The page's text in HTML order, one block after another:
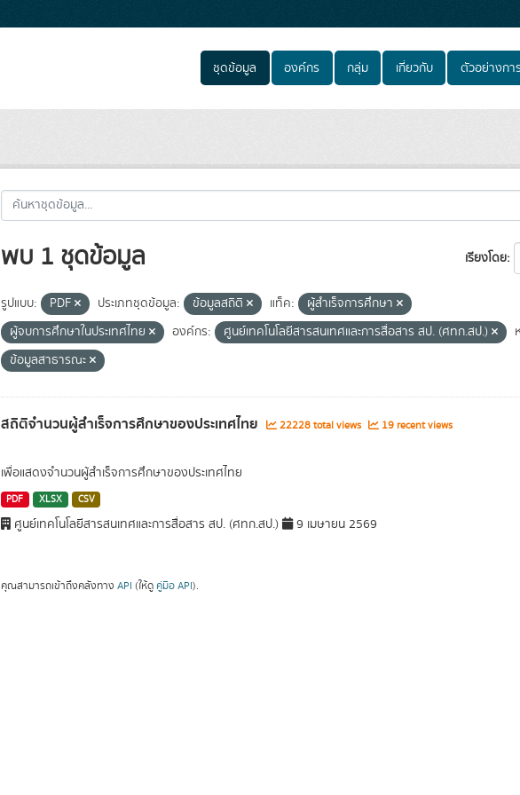
ชุดข้อมูล องค์กร กลุ่ม เกี่ยวกับ ตัวอย่างกา
เรียงโดย
พบ 1 ชุดข้อมูล
รูปแบบ: PDF ประเภทชุดข้อมูล: ข้อมูลสถิติ แท็ค:
ผู้สำเร็จการศึกษา
ผู้จบการศึกษาในประเทศไทย
องค์กร: ศูนย์เทคโนโลยีสารสนเทศและการสื่อสาร สป. (ศทก.สป.)
ข้อมูลสาธารณะ
สถิติจำนวนผู้สำเร็จการศึกษาของประเทศไทย 22228 total views 19 recent views
เพื่อแสดงจำนวนผู้สำเร็จการศึกษาของประเทศไทย
PDF XLSX CSV
ศูนย์เทคโนโลยีสารสนเทศและการสื่อสาร สป. (ศทก.สป.) 9 เมษายน 2569
คุณสามารถเข้าถึงคลังทาง API (ให้ดู คู่มือ API).